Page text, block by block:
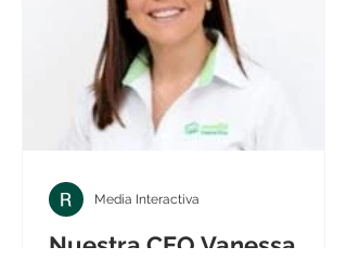
Nuestra CEO Vanessa
Media Interactiva